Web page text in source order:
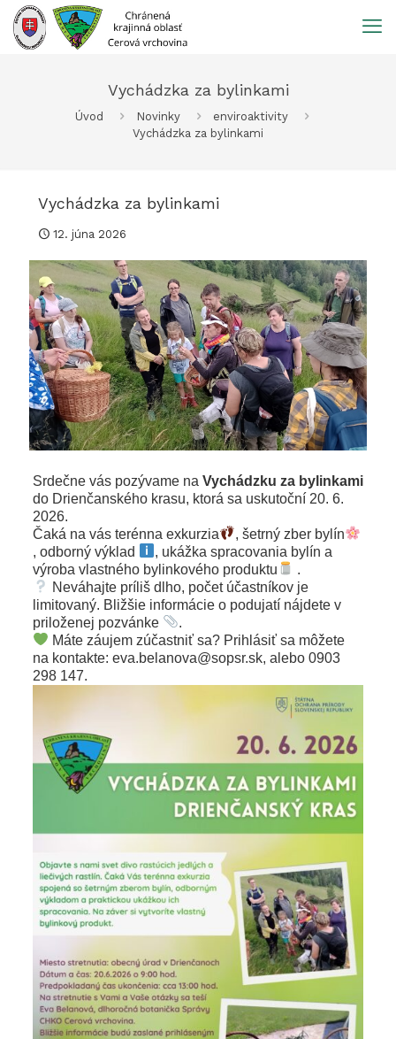
Prejsť
obsah
Vychádzka za bylinkami
Úvod Novinky
enviroaktivity
Vychádzka za bylinkami
Vychádzka za bylinkami
12. júna 2026
Srdečne vás pozývame na Vychádzku za bylinkami
do Drienčanského krasu, ktorá sa uskutoční 20. 6.
2026.
Čaká na vás terénna exkurzia
, šetrný zber bylín
, odborný výklad
, ukážka spracovania bylín a
výroba vlastného bylinkového produktu
.
Neváhajte príliš dlho, počet účastníkov je
limitovaný. Bližšie informácie o podujatí nájdete v
priloženej pozvánke
.
Máte záujem zúčastniť sa? Prihlásiť sa môžete
na kontakte: eva.belanova@sopsr.sk, alebo 0903
298 147.